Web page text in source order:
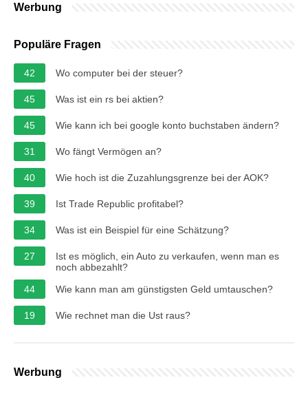
Werbung
Populäre Fragen
42 Wo computer bei der steuer?
45 Was ist ein rs bei aktien?
45 Wie kann ich bei google konto buchstaben ändern?
31 Wo fängt Vermögen an?
40 Wie hoch ist die Zuzahlungsgrenze bei der AOK?
39 Ist Trade Republic profitabel?
34 Was ist ein Beispiel für eine Schätzung?
27
Ist es möglich, ein Auto zu verkaufen, wenn man es
noch abbezahlt?
44
Wie kann man am günstigsten Geld umtauschen?
19 Wie rechnet man die Ust raus?
Werbung